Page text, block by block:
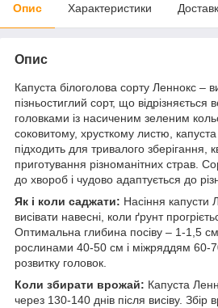
Опис Характеристики
Опис
Капуста білоголова сорту Леннокс –
пізньостиглий сорт, що
головками із насиченим зеленим
соковитому, хрусткому листю,
підходить для тривалого зберігання,
приготування різноманітних страв.
до хвороб і чудово адаптується до
Як і коли саджати: Насіння капусти
висівати навесні, коли ґрунт
Оптимальна глибина посіву – 1-1,5
рослинами 40-50 см і міжряддям 60-
розвитку головок.
Коли збирати врожай: Капуста
через 130-140 днів після висіву.